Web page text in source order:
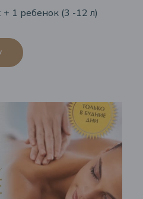
+ 1 ребенок (3 -12 л)